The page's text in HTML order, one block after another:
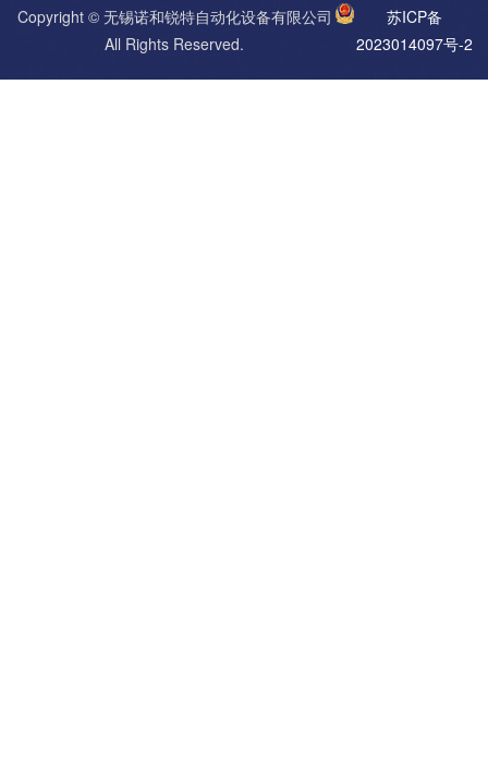
Copyright © 无锡诺和锐特自动化设备有限公司
All Rights Reserved.
苏ICP备
2023014097号-2